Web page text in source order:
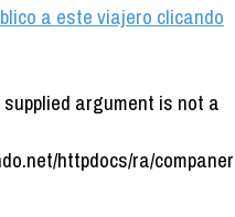
a este viajero clicando
argument is not a
httpdocs/ra/